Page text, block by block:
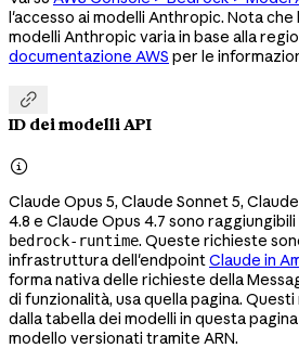
l'accesso ai modelli Anthropic. Nota che
modelli Anthropic varia in base alla
documentazione AWS per le

ID dei modelli API

Claude Opus 5, Claude Sonnet 5,
4.8 e Claude Opus 4.7 sono
bedrock-runtime. Queste richieste
infrastruttura dell'endpointClaude in
forma nativa delle richieste della
di funzionalità, usa quella pagina.
dalla tabella dei modelli in questa
modello versionati tramite ARN.